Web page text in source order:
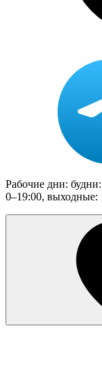
Рабочие дни:
0–19:00,